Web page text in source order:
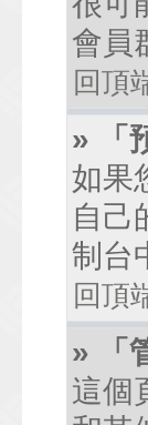
會員
回頂
» 「
如果
自己
制台
回頂
» 「
這個